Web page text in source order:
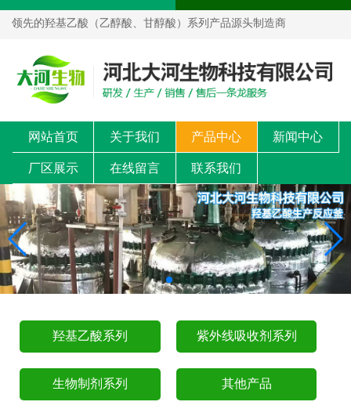
领先的羟基乙酸（乙醇酸、甘醇酸）系列产品源头制造商
网站首页 关于我们 产品中心 新闻中心
厂区展示 在线留言 联系我们
羟基乙酸系列 紫外线吸收剂系列
生物制剂系列 其他产品